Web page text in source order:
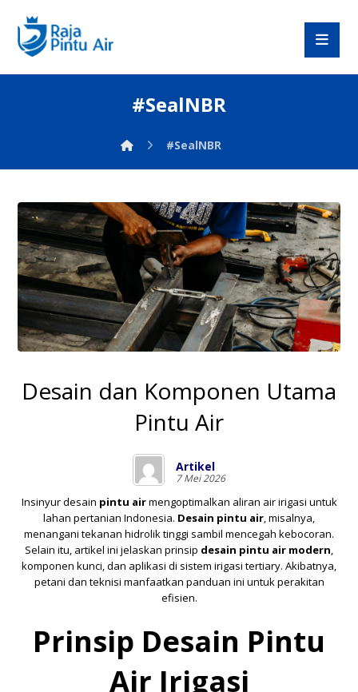
#SealNBR
#SealNBR
Desain dan Komponen Utama
Pintu Air
Artikel
7 Mei 2026
Insinyur desain pintu airmengoptimalkan aliran air irigasi untuk
lahan pertanian Indonesia. Desain pintu air, misalnya,
menangani tekanan hidrolik tinggi sambil mencegah kebocoran.
Selain itu, artikel ini jelaskan prinsip desain pintu air modern,
komponen kunci, dan aplikasi di sistem irigasi tertiary. Akibatnya,
petani dan teknisi manfaatkan panduan ini untuk perakitan
efisien.
Prinsip Desain Pintu
Air Irigasi